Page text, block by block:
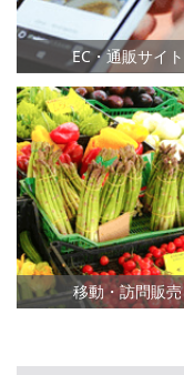
EC・通販サイト
移動・訪問販売